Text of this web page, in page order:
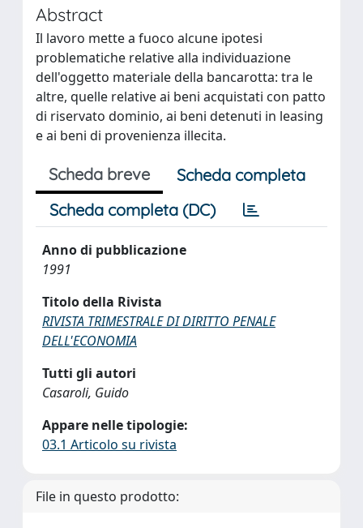
Abstract
Il lavoro mette a fuoco alcune ipotesi
problematiche relative alla individuazione
dell'oggetto materiale della bancarotta: tra le
altre, quelle relative ai beni acquistati con patto
di riservato dominio, ai beni detenuti in leasing
e ai beni di provenienza illecita.
Scheda breve
Scheda completa
Scheda completa (DC)
Anno di pubblicazione
1991
Titolo della Rivista
RIVISTA TRIMESTRALE DI DIRITTO PENALE
DELL'ECONOMIA
Tutti gli autori
Casaroli, Guido
Appare nelle tipologie:
03.1 Articolo su rivista
File in questo prodotto: